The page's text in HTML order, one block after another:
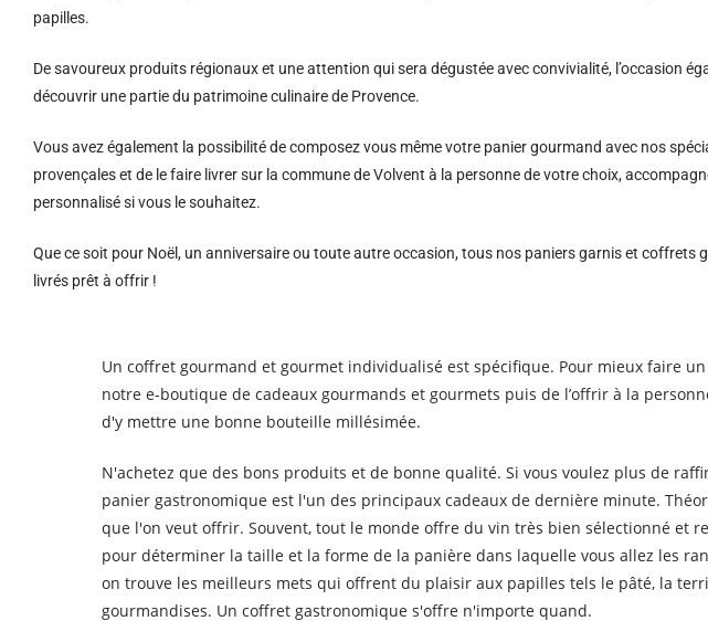
papilles.
De savoureux produits régionaux et une attention qui sera dégustée avec convivialité, l’occasion
découvrir une partie du patrimoine culinaire de Provence.
Vous avez également la possibilité de composez vous même votre panier gourmand avec nos
provençales et de le faire livrer sur la commune de Volvent à la personne de votre choix,
personnalisé si vous le souhaitez.
Que ce soit pour Noël, un anniversaire ou toute autre occasion, tous nos paniers garnis et coffrets
livrés prêt à offrir !
Un coffret gourmand et gourmet individualisé est spécifique. Pour mieux faire
notre e-boutique de cadeaux gourmands et gourmets puis de l’offrir à la
d'y mettre une bonne bouteille millésimée.
N'achetez que des bons produits et de bonne qualité. Si vous voulez plus de
panier gastronomique est l'un des principaux cadeaux de dernière minute.
que l'on veut offrir. Souvent, tout le monde offre du vin très bien sélectionné et
pour déterminer la taille et la forme de la panière dans laquelle vous allez les
on trouve les meilleurs mets qui offrent du plaisir aux papilles tels le pâté, la
gourmandises. Un coffret gastronomique s'offre n'importe quand.